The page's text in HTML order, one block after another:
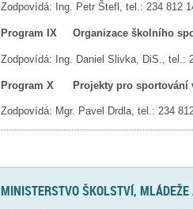
Zodpovídá: Ing. Petr Štefl, tel.: 234 812
Program IX Organizace školního
Zodpovídá: Ing. Daniel Slivka, DiS., tel.:
Program X Projekty pro sportování
Zodpovídá: Mgr. Pavel Drdla, tel.: 234
MINISTERSTVO ŠKOLSTVÍ, MLÁDEŽE